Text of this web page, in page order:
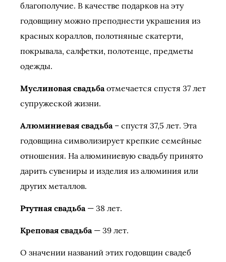
благополучие. В качестве подарков на эту
годовщину можно преподнести украшения из
красных кораллов, полотняные скатерти,
покрывала, салфетки, полотенце, предметы
одежды.
Муслиновая свадьбаотмечается спустя 37 лет
супружеской жизни.
Алюминиевая свадьба– спустя 37,5 лет. Эта
годовщина символизирует крепкие семейные
отношения. На алюминиевую свадьбу принято
дарить сувениры и изделия из алюминия или
других металлов.
Ртутная свадьба— 38 лет.
Креповая свадьба— 39 лет.
О значении названий этих годовщин свадеб